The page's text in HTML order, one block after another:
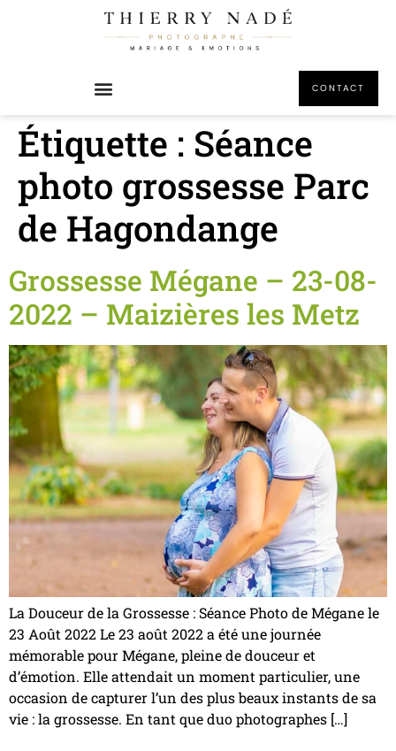
CONTACT
Étiquette : Séance
photo grossesse Parc
de Hagondange
Grossesse Mégane – 23-08-
2022 – Maizières les Metz
La Douceur de la Grossesse : Séance Photo de Mégane le
23 Août 2022 Le 23 août 2022 a été une journée
mémorable pour Mégane, pleine de douceur et
d’émotion. Elle attendait un moment particulier, une
occasion de capturer l’un des plus beaux instants de sa
vie : la grossesse. En tant que duo photographes […]